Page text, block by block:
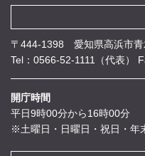
〒444-1398 愛知県高浜市青
Tel：0566-52-1111（代表）
開庁時間
平日9時00分から16時00分
※土曜日・日曜日・祝日・